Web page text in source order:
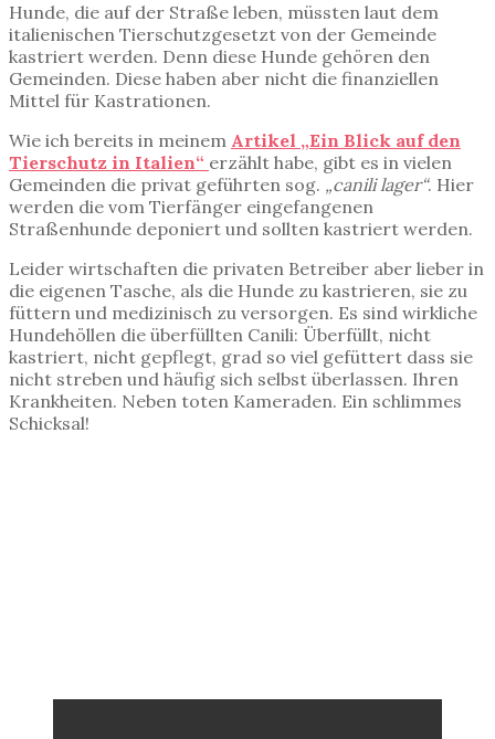
Hunde, die auf der Straße leben, müssten laut dem
italienischen Tierschutzgesetzt von der Gemeinde
kastriert werden. Denn diese Hunde gehören den
Gemeinden. Diese haben aber nicht die finanziellen
Mittel für Kastrationen.
Wie ich bereits in meinem Artikel „Ein Blick auf den
Tierschutz in Italien“ erzählt habe, gibt es in vielen
Gemeinden die privat geführten sog. „canili lager“. Hier
werden die vom Tierfänger eingefangenen
Straßenhunde deponiert und sollten kastriert werden.
Leider wirtschaften die privaten Betreiber aber lieber in
die eigenen Tasche, als die Hunde zu kastrieren, sie zu
füttern und medizinisch zu versorgen. Es sind wirkliche
Hundehöllen die überfüllten Canili: Überfüllt, nicht
kastriert, nicht gepflegt, grad so viel gefüttert dass sie
nicht streben und häufig sich selbst überlassen. Ihren
Krankheiten. Neben toten Kameraden. Ein schlimmes
Schicksal!